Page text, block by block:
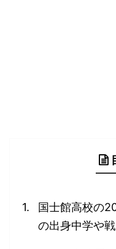
国士館高校の
の出身中学や